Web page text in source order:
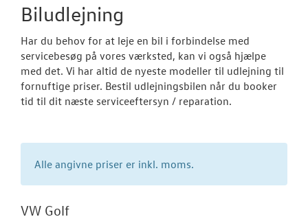
Biludlejning
Volkswagen
Biludlejning
Har du behov for at leje en bil i forbindelse med
servicebesøg på vores værksted, kan vi også hjælpe
med det. Vi har altid de nyeste modeller til udlejning til
fornuftige priser. Bestil udlejningsbilen når du booker
tid til dit næste serviceeftersyn / reparation.
Alle angivne priser er inkl. moms.
VW Golf